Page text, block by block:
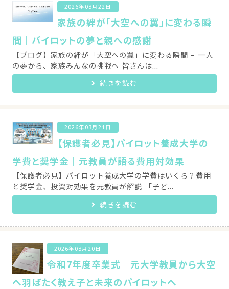
2026年03月22日
家族の絆が「大空への翼」に変わる瞬
間｜パイロットの夢と親への感謝
【ブログ】家族の絆が「大空への翼」に変わる瞬間 – 一人
の夢から、家族みんなの挑戦へ 皆さんは...
続きを読む
2026年03月21日
【保護者必見】パイロット養成大学の
学費と奨学金｜元教員が語る費用対効果
【保護者必見】パイロット養成大学の学費はいくら？費用
と奨学金、投資対効果を元教員が解説 「子ど...
続きを読む
2026年03月20日
令和7年度卒業式｜元大学教員から大空
へ羽ばたく教え子と未来のパイロットへ